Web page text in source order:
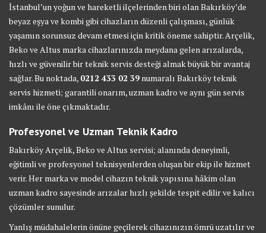
İstanbul’un yoğun ve hareketli ilçelerinden biri olan Bakırköy’de
beyaz eşya ve kombi gibi cihazların düzenli çalışması, günlük
yaşamın sorunsuz devam etmesi için kritik öneme sahiptir. Arçelik,
Beko ve Altus marka cihazlarınızda meydana gelen arızalarda,
hızlı ve güvenilir bir teknik servis desteği almak büyük bir avantaj
sağlar. Bu noktada, 0212 433 02 39 numaralı Bakırköy teknik
servis hizmeti; garantili onarım, uzman kadro ve aynı gün servis
imkânı ile öne çıkmaktadır.
Profesyonel ve Uzman Teknik Kadro
Bakırköy Arçelik, Beko ve Altus servisi; alanında deneyimli,
eğitimli ve profesyonel teknisyenlerden oluşan bir ekip ile hizmet
verir. Her marka ve model cihazın teknik yapısına hâkim olan
uzman kadro sayesinde arızalar hızlı şekilde tespit edilir ve kalıcı
çözümler sunulur.
Yanlış müdahalelerin önüne geçilerek cihazınızın ömrü uzatılır ve